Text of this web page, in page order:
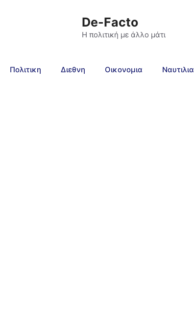
De-Facto
Η πολιτική με άλλο μάτι
Πολιτικη Διεθνη Οικονομια Ναυτιλια